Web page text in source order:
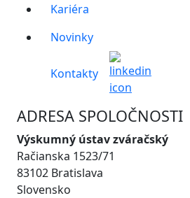
Kariéra
Novinky
Kontakty
ADRESA SPOLOČNOSTI
Výskumný ústav zváračský
Račianska 1523/71
83102 Bratislava
Slovensko